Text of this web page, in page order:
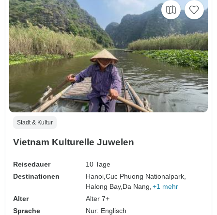
Stadt & Kultur
Vietnam Kulturelle Juwelen
Reisedauer
10 Tage
Destinationen
Hanoi,Cuc Phuong Nationalpark,
Halong Bay, Da Nang, +1 mehr
Alter
Alter 7+
Sprache
Nur: Englisch